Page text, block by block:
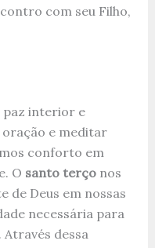
com seu Filho,
paz interior e
oração e meditar
conforto em
O santo terçonos
de Deus em nossas
necessária para
dessa